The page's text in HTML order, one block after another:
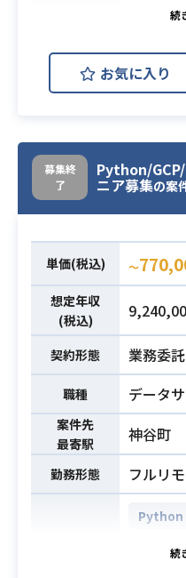
開発環境
Python
AWS
Azure
業務内容
マルチ
ォーム
・デー
・機械
・エン
■データ
• ダッシ
機能の
必須スキル
・
・データ
・機械
験
お気に入り
募集終
了
Python/
ニア募集の案
単価(税込) 〜
想定年収
(税込)
契約形態 業務委
職種 データ
案件先
最寄駅
神谷町
勤務形態 フルリ
Python
AWS